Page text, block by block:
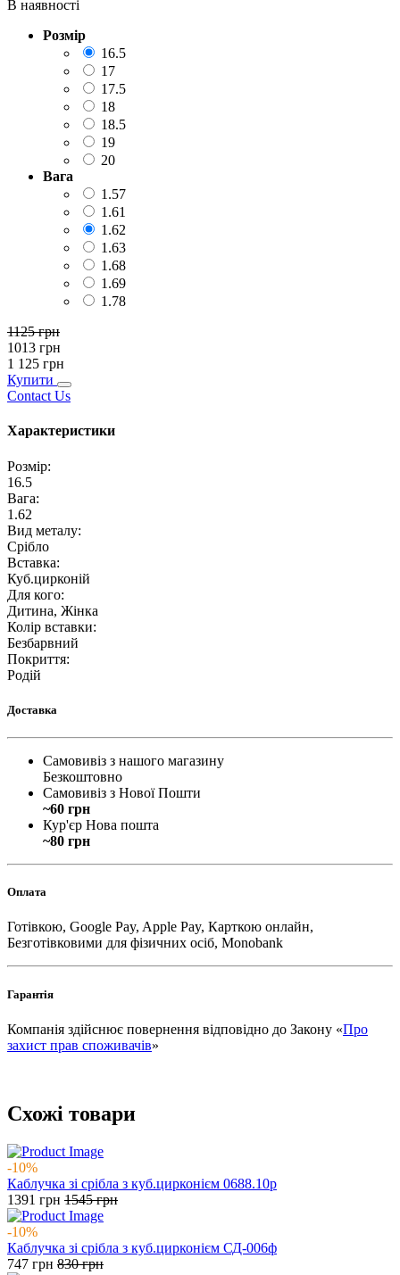
В наявності
Розмір
16.5
17
17.5
18
18.5
19
20
Вага
1.57
1.61
1.62
1.63
1.68
1.69
1.78
1125грн
1013 грн
1 125 грн
Купити
Contact Us
Характеристики
Розмір:
16.5
Вага:
1.62
Вид металу:
Срібло
Вставка:
Куб.цирконій
Для кого:
Дитина, Жінка
Колір вставки:
Безбарвний
Покриття:
Родій
Доставка
Самовивіз з нашого магазину
Безкоштовно
Самовивіз з Нової Пошти
~60 грн
Кур'єр Нова пошта
~80 грн
Оплата
Готівкою, Google Pay, Apple Pay, Карткою онлайн,
Безготівковими для фізичних осіб, Monobank
Гарантія
Компанія здійснює повернення відповідно до Закону «Про
захист прав споживачів»
Схожі товари
-10%
Каблучка зі срібла з куб.цирконієм 0688.10р
1391 грн 1545грн
-10%
Каблучка зі срібла з куб.цирконієм СД-006ф
747 грн 830грн